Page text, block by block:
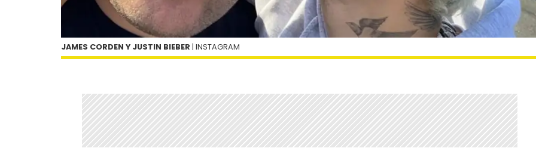
JAMES CORDEN Y JUSTIN BIEBER | INSTAGRAM